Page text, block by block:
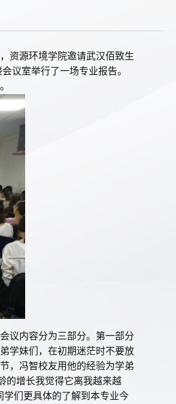
资源环境学院邀请武汉佰致生
议室举行了一场专业报告。
议内容分为三部分。第一部分
学妹们，在初期迷茫时不要放
，冯智校友用他的经验为学弟
的增长我觉得它离我越来越
们更具体的了解到本专业今